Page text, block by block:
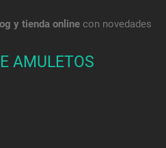
y tienda onlinecon novedades
AMULETOS